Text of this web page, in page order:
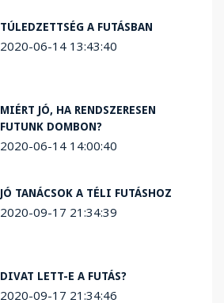
TÚLEDZETTSÉG A FUTÁSBAN
2020-06-14 13:43:40
MIÉRT JÓ, HA RENDSZERESEN
FUTUNK DOMBON?
2020-06-14 14:00:40
JÓ TANÁCSOK A TÉLI FUTÁSHOZ
2020-09-17 21:34:39
DIVAT LETT-E A FUTÁS?
2020-09-17 21:34:46